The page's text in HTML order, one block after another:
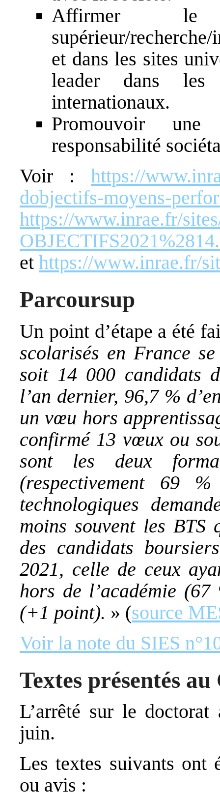
Affirmer le
supérieur/
et dans les sites
leader dans les
internationaux.
Promouvoir
responsabilité
Voir : https://
dobjectifs-moyens-
https://www.inrae.fr/
et https://www.inrae.fr/
Parcoursup
Un point d’étape a été
scolarisés en France
soit 14 000 candidats
l’an dernier, 96,7 %
un vœu hors
confirmé 13 vœux ou
sont les deux
(respectivement 69
technologiques
moins souvent les BTS
des candidats
2021, celle de ceux
hors de l’académie
(+1 point). » (source
Voir la note du SIES
Textes présentés
L’arrêté sur le
juin.
Les textes suivants ont
ou avis :